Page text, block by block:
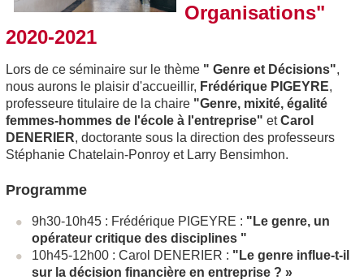
Organisations"
2020-2021
Lors de ce séminaire sur le thème " Genre et Décisions",
nous aurons le plaisir d'accueillir, Frédérique PIGEYRE,
professeure titulaire de la chaire "Genre, mixité, égalité
femmes-hommes de l'école à l'entreprise" etCarol
DENERIER, doctorante sous la direction des professeurs
Stéphanie Chatelain-Ponroy et Larry Bensimhon.
Programme
9h30-10h45 : Frédérique PIGEYRE : "Le genre, un
opérateur critique des disciplines "
10h45-12h00 : Carol DENERIER : "Le genre influe-t-il
sur la décision financière en entreprise ? »